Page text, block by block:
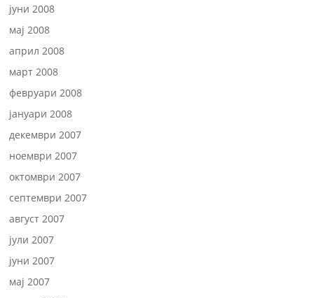
јуни 2008
мај 2008
април 2008
март 2008
февруари 2008
јануари 2008
декември 2007
ноември 2007
октомври 2007
септември 2007
август 2007
јули 2007
јуни 2007
мај 2007